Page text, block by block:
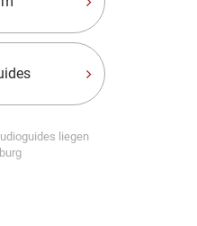
liegen